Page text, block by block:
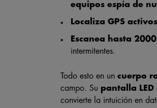
equipos espía de
Localiza GPS
Escanea hasta
intermitentes.
Todo esto en uncuerpo
campo. Su pantalla
convierte la intuición en